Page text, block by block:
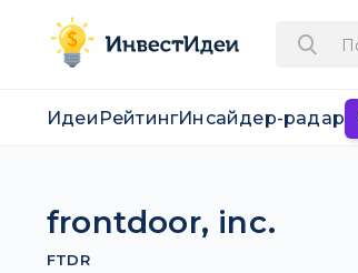
Идеи РейтингИнсайдер-радар
frontdoor, inc.
FTDR